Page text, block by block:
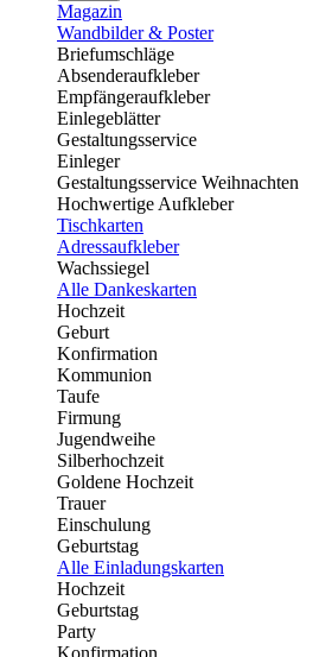
Magazin
Wandbilder & Poster
Briefumschläge
Absenderaufkleber
Empfängeraufkleber
Einlegeblätter
Gestaltungsservice
Einleger
Gestaltungsservice Weihnachten
Hochwertige Aufkleber
Tischkarten
Adressaufkleber
Wachssiegel
Alle Dankeskarten
Hochzeit
Geburt
Konfirmation
Kommunion
Taufe
Firmung
Jugendweihe
Silberhochzeit
Goldene Hochzeit
Trauer
Einschulung
Geburtstag
Alle Einladungskarten
Hochzeit
Geburtstag
Party
Konfirmation